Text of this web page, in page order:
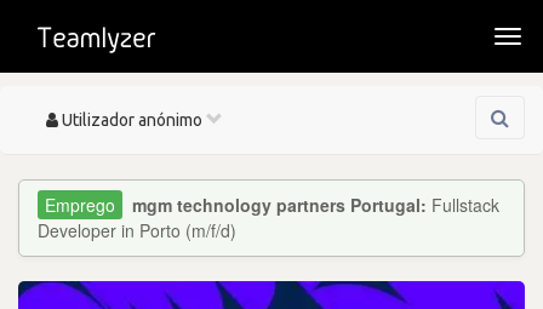
Toggle
Utilizador anónimo
mgm technology partners Portugal: Fullstack
Developer in Porto (m/f/d)